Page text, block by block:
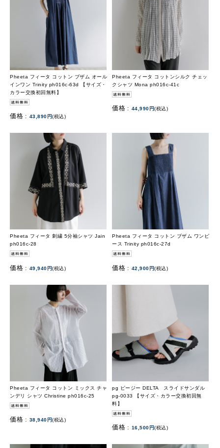
Pheeta フィータ コットン ブザム オール
インワン Trinity ph016c-63d 【サイズ・
カラー交換初回無料】
価格 : 43,890円(税込)
Pheeta フィータ コットンシルク チェッ
クシャツ Mona ph016c-41c
価格 : 44,990円(税込)
Pheeta フィータ 刺繍 5分袖シャツ Jain
ph016c-28
価格 : 49,940円(税込)
Pheeta フィータ コットン ブザム ワンピ
ース Trinity ph016c-27d
価格 : 42,900円(税込)
Pheeta フィータ コットン ミックス チャ
ンデリ シャツ Christine ph016c-25
価格 : 38,940円(税込)
pg ピージー DELTA スライドサンダル
pg-0033 【サイズ・カラー交換初回無
料】
価格 : 16,500円(税込)